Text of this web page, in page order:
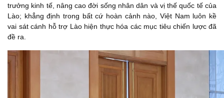
trưởng kinh tế, nâng cao đời sống nhân dân và vị thế quốc tế của
Lào; khẳng định trong bất cứ hoàn cảnh nào, Việt Nam luôn kề
vai sát cánh hỗ trợ Lào hiện thực hóa các mục tiêu chiến lược đã
đề ra.